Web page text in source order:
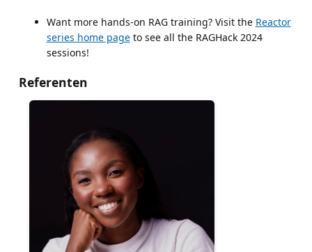
Want more hands-on RAG training? Visit the Reactor
series home pageto see all the RAGHack 2024
sessions!
Referenten